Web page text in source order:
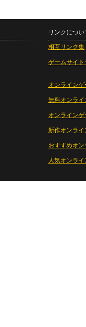
リンクについ
相互リンク集
ゲームサイト
オンラインゲ
無料オンライ
オンライン
新作オンライ
おすすめオ
人気オンラ